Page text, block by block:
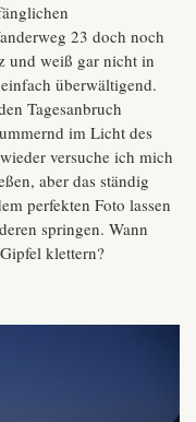
23 doch noch
und weiß gar nicht in
überwältigend.
Tagesanbruch
im Licht des
versuche ich mich
aber das ständig
perfekten Foto lassen
springen. Wann
klettern?